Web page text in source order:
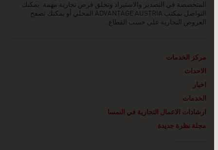
المتخصصة في التصدير والاستيراد وتخلق فرص تجارية مهمة. يمكنك
التواصل بمكتب ADVANTAGE AUSTRIA
المحلي أو يمكنك تصفح
العروض التجارية على حسب القطاع.
مركز الخدمات
الاحداث
اخبار
الخدمات
ارشادات الاعمال التجارية في النمسا
مجلة نظرة جديدة